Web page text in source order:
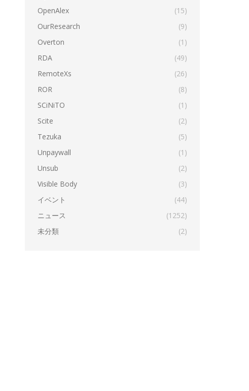
OpenAlex
(15)
OurResearch
(9)
Overton
(1)
RDA
(49)
RemoteXs
(26)
ROR
(8)
SCiNiTO
(1)
Scite
(2)
Tezuka
(5)
Unpaywall
(1)
Unsub
(2)
Visible Body
(3)
イベント
(44)
ニュース
(1252)
未分類
(2)